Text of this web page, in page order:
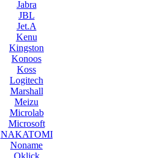
Jabra
JBL
Jet.A
Kenu
Kingston
Konoos
Koss
Logitech
Marshall
Meizu
Microlab
Microsoft
NAKATOMI
Noname